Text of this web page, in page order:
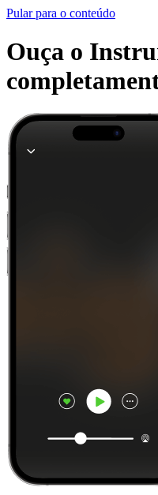
Pular para o conteúdo
Ouça o